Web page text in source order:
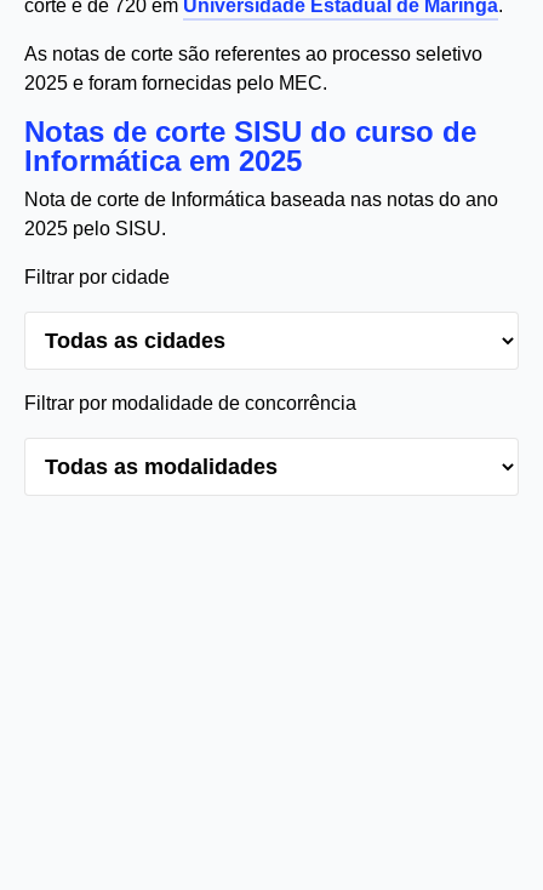
corte é de 720 em Universidade Estadual de Maringá.
As notas de corte são referentes ao processo seletivo
2025 e foram fornecidas pelo MEC.
Notas de corte SISU do curso de
Informática em 2025
Nota de corte de Informática baseada nas notas do ano
2025 pelo SISU.
Filtrar por cidade
Filtrar por modalidade de concorrência